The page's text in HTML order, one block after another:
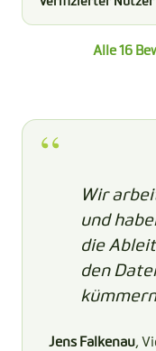
Alle 16
Wir
und
die
den
Jens Falkenau,